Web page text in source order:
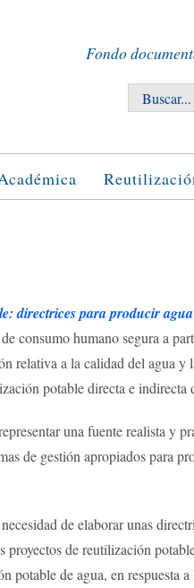
Fondo
Buscar:
directrices para producir
consumo humano segura a
relativa a la calidad del agua
potable directa e indirecta
una fuente realista y
de gestión apropiados para
de elaborar unas
de reutilización
de agua, en respuesta a